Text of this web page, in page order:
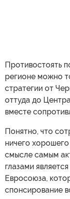
Противостоять
регионе можно
стратегии от
оттуда до
вместе
Понятно, что
ничего
смысле самым
глазами
Евросоюза,
спонсирование